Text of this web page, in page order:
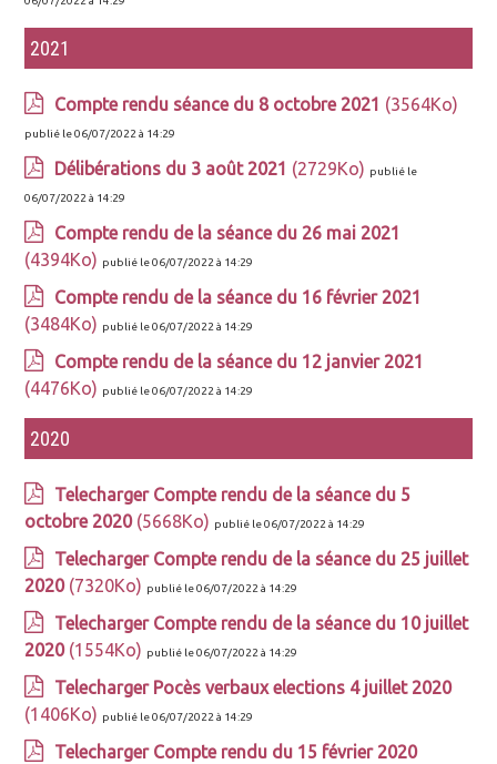
2021
Compte rendu séance du 8 octobre 2021 (3564Ko)
publié le 06/07/2022 à 14:29
Délibérations du 3 août 2021 (2729Ko) publié le
06/07/2022 à 14:29
Compte rendu de la séance du 26 mai 2021
(4394Ko) publié le 06/07/2022 à 14:29
Compte rendu de la séance du 16 février 2021
(3484Ko) publié le 06/07/2022 à 14:29
Compte rendu de la séance du 12 janvier 2021
(4476Ko) publié le 06/07/2022 à 14:29
2020
Telecharger Compte rendu de la séance du 5
octobre 2020(5668Ko) publié le 06/07/2022 à 14:29
Telecharger Compte rendu de la séance du 25 juillet
2020(7320Ko) publié le 06/07/2022 à 14:29
Telecharger Compte rendu de la séance du 10 juillet
2020(1554Ko) publié le 06/07/2022 à 14:29
Telecharger Pocès verbaux elections 4 juillet 2020
(1406Ko) publié le 06/07/2022 à 14:29
Telecharger Compte rendu du 15 février 2020